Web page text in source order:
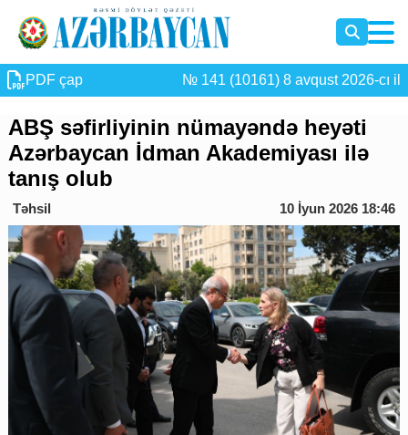
PDF çap № 141 (10161) 8 avqust 2026-cı il
ABŞ səfirliyinin nümayəndə heyəti
Azərbaycan İdman Akademiyası ilə
tanış olub
Təhsil 10 İyun 2026 18:46